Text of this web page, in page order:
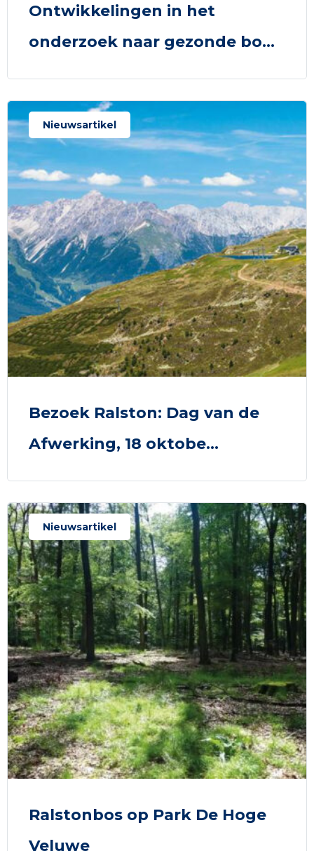
Ontwikkelingen in het
onderzoek naar gezonde bo...
Nieuwsartikel
Bezoek Ralston: Dag van de
Afwerking, 18 oktobe...
Nieuwsartikel
Ralstonbos op Park De Hoge
Veluwe